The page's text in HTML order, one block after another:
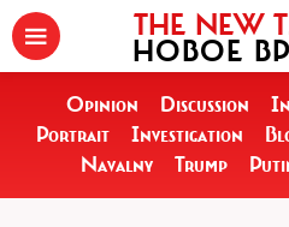
THE NEW
НОВОЕ
Opinion Discussion
Portrait
Investigation
Navalny
Trump